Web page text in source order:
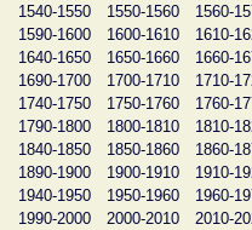
1540-1550
1550-1560 1560-
1590-1600
1600-1610 1610-
1640-1650
1650-1660 1660-
1690-1700
1700-1710 1710-
1740-1750
1750-1760 1760-
1790-1800
1800-1810 1810-
1840-1850
1850-1860 1860-
1890-1900
1900-1910 1910-
1940-1950
1950-1960 1960-
1990-2000
2000-2010 2010-